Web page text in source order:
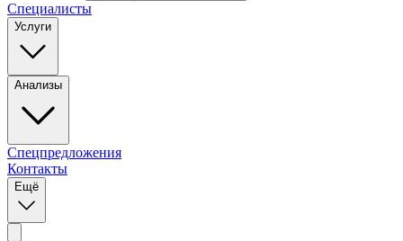
Специалисты
Услуги
Анализы
Спецпредложения
Контакты
Ещё